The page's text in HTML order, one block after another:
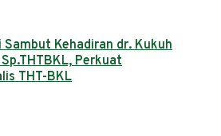
Sambut Kehadiran dr. Kukuh
Perkuat
THT-BKL